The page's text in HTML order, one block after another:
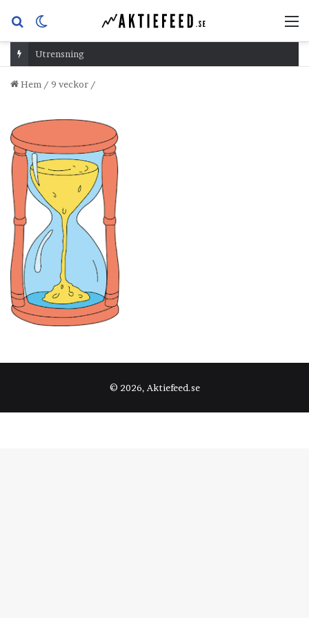
Sök
efterskin
Utrensning
Hem / 9 veckor /
© 2026, Aktiefeed.se